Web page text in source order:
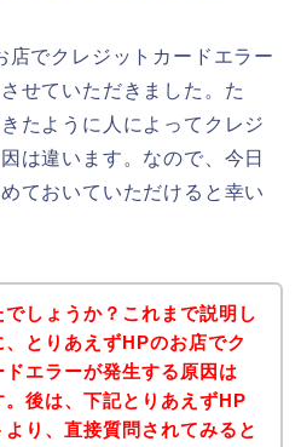
でクレジットカードエラー
せていただきました。た
たように人によってクレジ
は違います。なので、今日
ておいていただけると幸い
でしょうか？これまで説明し
とりあえずHPのお店でク
ドエラーが発生する原因は
。後は、下記とりあえずHP
り、直接質問されてみると